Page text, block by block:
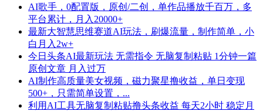
AI歌手，0配置版，原创/二创，单作品播放千百万，多
平台累计，月入20000+
最新大智慧思维赛道AI玩法，刷爆流量，制作简单，小
白月入2w+
今日头条AI最新玩法 无需指令 无脑复制粘贴 1分钟一篇
原创文章 月入过万
AI制作高质量美女视频，磁力聚星撸收益，单日变现
500+，只需简单设置，...
利用AI工具无脑复制粘贴撸头条收益 每天2小时 稳定月